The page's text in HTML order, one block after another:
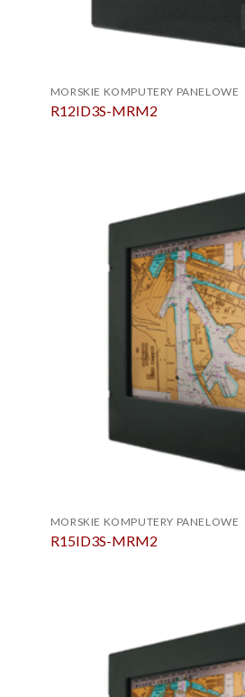
MORSKIE KOMPUTERY PANELOWE
R12ID3S-MRM2
MORSKIE KOMPUTERY PANELOWE
R15ID3S-MRM2